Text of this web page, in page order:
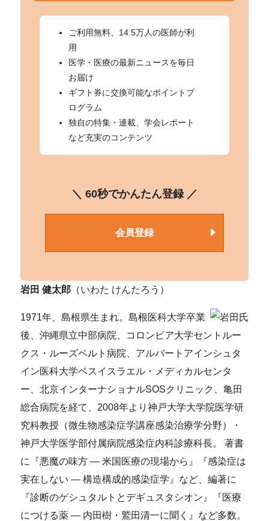
ご利用無料、14.5万人の医師が利
用
医学・医療の最新ニュースを毎日
お届け
ギフト券に交換可能なポイントプ
ログラム
独自の特集・連載、学会レポート
など充実のコンテンツ
＼ 60秒でかんたん登録 ／
会員登録
岩田 健太郎 （いわた けんたろう）
1971年、島根県生まれ。島根医科大学卒業
後、沖縄県立中部病院、コロンビア大学セントルー
クス・ルーズベルト病院、アルバートアインシュタ
イン医科大学ベスイスラエル・メディカルセンタ
ー、北京インターナショナルSOSクリニック、亀田
総合病院を経て、2008年より神戸大学大学院医学研
究科教授（微生物感染症学講座感染治療学分野）・
神戸大学医学部付属病院感染症内科診療科長。 著書
に『悪魔の味方 — 米国医療の現場から』『感染症は
実在しない — 構造構成的感染症学』など、編著に
『診断のゲシュタルトとデギュスタシオン』『医療
につける薬 — 内田樹・鷲田清一に聞く』など多数。